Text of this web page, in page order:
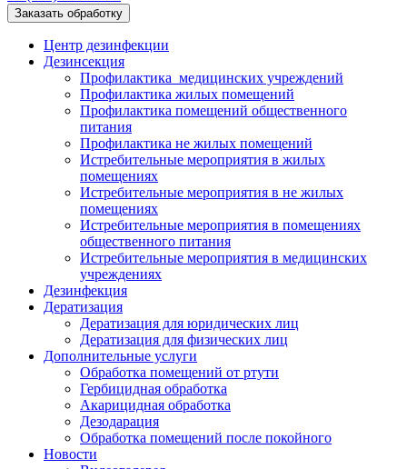
Заказать обработку
Центр дезинфекции
Дезинсекция
Профилактика медицинских учреждений
Профилактика жилых помещений
Профилактика помещений общественного
питания
Профилактика не жилых помещений
Истребительные мероприятия в жилых
помещениях
Истребительные мероприятия в не жилых
помещениях
Истребительные мероприятия в помещениях
общественного питания
Истребительные мероприятия в медицинских
учреждениях
Дезинфекция
Дератизация
Дератизация для юридических лиц
Дератизация для физических лиц
Дополнительные услуги
Обработка помещений от ртути
Гербицидная обработка
Акарицидная обработка
Дезодарация
Обработка помещений после покойного
Новости